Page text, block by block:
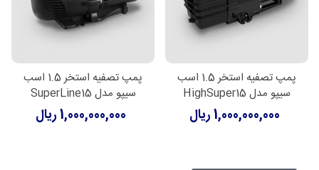
پمپ تصفیه استخر 1.5 اسب
سیپو مدل HighSuper15
1,000,000,000 ریال
پمپ تصفیه استخر 1.5 اسب
سیپو مدل SuperLine15
1,000,000,000 ریال